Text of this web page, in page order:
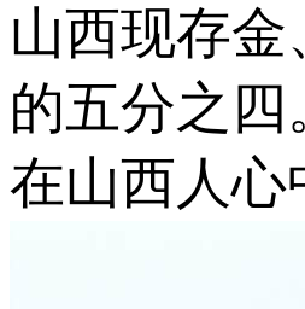
山西现存
的五分之
在山西人心